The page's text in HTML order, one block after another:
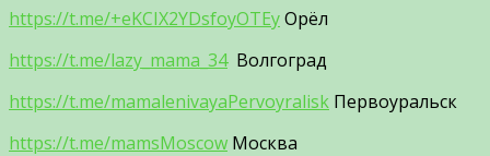
https://t.me/+eKCIX2YDsfoyOTEyОрёл
https://t.me/lazy_mama_34Волгоград
https://t.me/mamalenivayaPervoyralisk Первоуральск
https://t.me/mamsMoscow Москва